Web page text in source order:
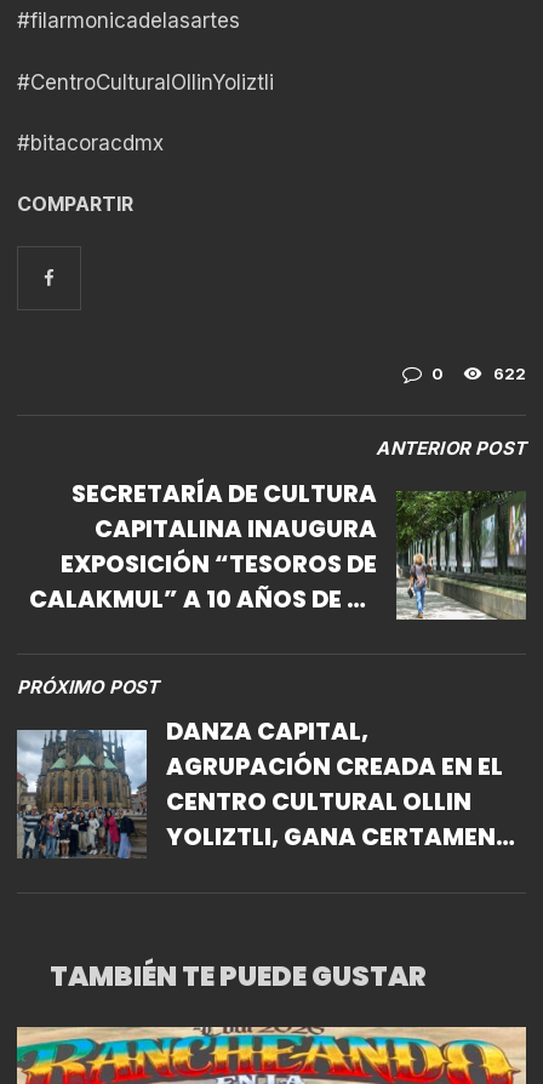
#filarmonicadelasartes
#CentroCulturalOllinYoliztli
#bitacoracdmx
COMPARTIR
0 622
ANTERIOR POST
SECRETARÍA DE CULTURA
CAPITALINA INAUGURA
EXPOSICIÓN “TESOROS DE
CALAKMUL” A 10 AÑOS DE LA
PATRIMONIO MUNDIAL MIXTO
DE MÉXICO
PRÓXIMO POST
DANZA CAPITAL,
AGRUPACIÓN CREADA EN EL
CENTRO CULTURAL OLLIN
YOLIZTLI, GANA CERTAMEN
TAMBIÉN TE PUEDE GUSTAR